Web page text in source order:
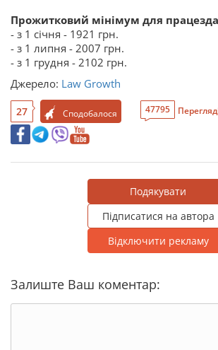
Прожитковий мінімум для
- з 1 січня - 1921 грн.
- з 1 липня - 2007 грн.
- з 1 грудня - 2102 грн.
Джерело: Law Growth
27 Сподобалося 47795
Подякувати
Підписатися на автора
Відключити рекламу
Залиште Ваш коментар: